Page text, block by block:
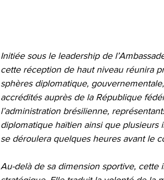
Initiée sous le leadership de
cette réception de haut niveau réunira
sphères diplomatique,
accrédités auprès de la République
l’administration brésilienne,
diplomatique haïtien ainsi que
se déroulera quelques heures avant le
Au-delà de sa dimension sportive,